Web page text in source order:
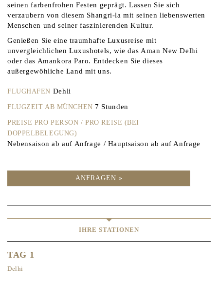
seinen farbenfrohen Festen geprägt. Lassen Sie sich
verzaubern von diesem Shangri-la mit seinen liebenswerten
Menschen und seiner faszinierenden Kultur.
Genießen Sie eine traumhafte Luxusreise mit
unvergleichlichen Luxushotels, wie das Aman New Delhi
oder das Amankora Paro. Entdecken Sie dieses
außergewöhliche Land mit uns.
FLUGHAFEN Dehli
FLUGZEIT AB MÜNCHEN 7 Stunden
PREISE PRO PERSON / PRO REISE (BEI
DOPPELBELEGUNG)
Nebensaison ab auf Anfrage / Hauptsaison ab auf Anfrage
ANFRAGEN »
IHRE STATIONEN
TAG 1
Delhi